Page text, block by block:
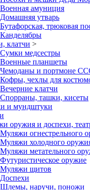
Военная амуниция
Домашняя утварь
Бутафорская, трюковая
Канделябры
клатчи >
Сумки медсестры
Военные планшеты
Чемоданы и портмоне
Кофры, чехлы для
Вечерние клатчи
Спорраны, ташки, кисеты
и мундштуки
оружия и доспехи,
Муляжи огнестрельного
Муляжи холодного
Муляжи метательного
Футуристическое оружие
Муляжи щитов
Доспехи
Шлемы, наручи, поножи